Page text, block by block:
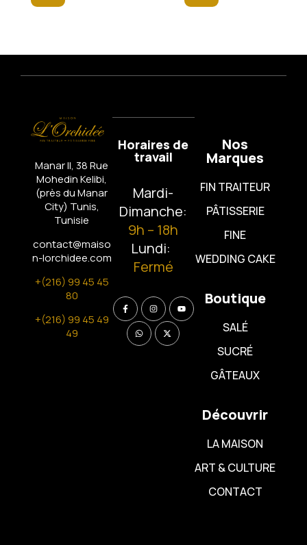
Manar II, 38 Rue
Mohedin Kelibi,
(près du Manar
City) Tunis,
Tunisie
contact@maiso
n-lorchidee.com
+(216) 99 45 45
80
+(216) 99 45 49
49
Nos
Marques
FIN TRAITEUR
PÂTISSERIE
FINE
WEDDING CAKE
Boutique
SALÉ
SUCRÉ
GÂTEAUX
Découvrir
LA MAISON
ART & CULTURE
CONTACT
Horaires de
travail
Mardi-
Dimanche:
9h – 18h
Lundi:
Fermé